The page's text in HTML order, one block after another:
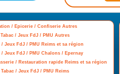
/ Epicerie / Confiserie Autres
/ Jeux FdJ / PMU Autres
/ Jeux FdJ / PMU Reims et sa région
/ Jeux FdJ / PMU Chalons / Epernay
/ Restauration rapide Reims et sa région
/ Jeux FdJ / PMU Reims